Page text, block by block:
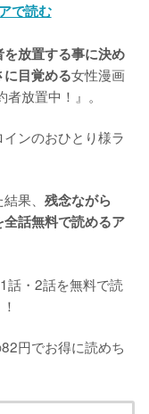
で読む
を放置する事に決め
目覚める女性漫画
放置中！』。
ンのおひとり様ラ
果、 残念ながら
全話無料で読めるア
話・2話を無料で読
円でお得に読めち